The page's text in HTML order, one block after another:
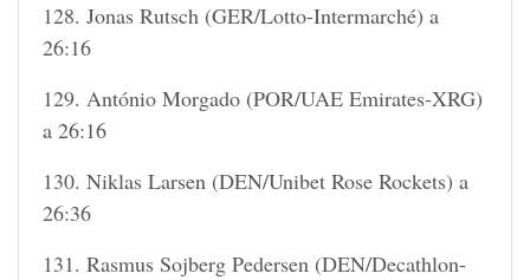
128. Jonas Rutsch (GER/Lotto-Intermarché) a
26:16
129. António Morgado (POR/UAE Emirates-XRG)
a 26:16
130. Niklas Larsen (DEN/Unibet Rose Rockets) a
26:36
131. Rasmus Sojberg Pedersen (DEN/Decathlon-